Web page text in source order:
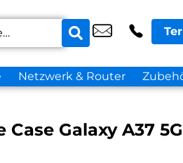
Netzwerk & Router
Case Galaxy A37